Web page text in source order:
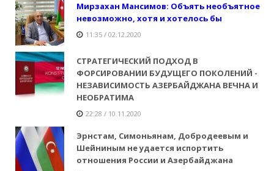
Мирзахан Мансимов: Объять необъятное
невозможно, хотя и хотелось бы
11:35 / 02.12.2020
СТРАТЕГИЧЕСКИЙ ПОДХОД В
ФОРСИРОВАНИИ БУДУЩЕГО ПОКОЛЕНИЙ -
НЕЗАВИСИМОСТЬ АЗЕРБАЙДЖАНА ВЕЧНА И
НЕОБРАТИМА
22:28 / 10.11.2020
Эрнстам, Симоньянам, Добродеевым и
Шейниным не удается испортить
отношения России и Азербайджана